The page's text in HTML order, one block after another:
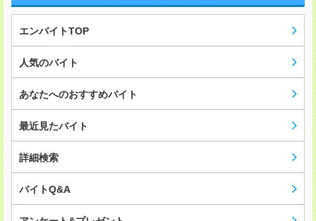
エンバイトTOP
人気のバイト
あなたへのおすすめバイト
最近見たバイト
詳細検索
バイトQ&A